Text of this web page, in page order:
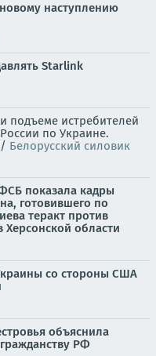
наступлению
Starlink
подъеме истребителей
по Украине.
Белорусский силовик
показала кадры
готовившего по
теракт против
Херсонской области
со стороны США
объяснила
РФ